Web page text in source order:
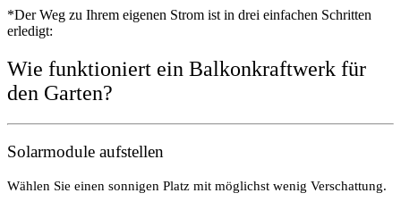
*Der Weg zu Ihrem eigenen Strom ist in drei einfachen Schritten
erledigt:
Wie funktioniert ein Balkonkraftwerk für
den Garten?
Solarmodule aufstellen
Wählen Sie einen sonnigen Platz mit möglichst wenig Verschattung.